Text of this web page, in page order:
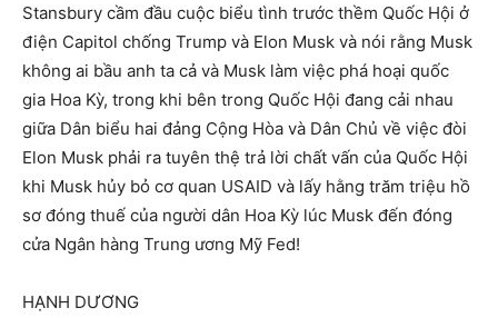
Stansbury cầm đầu cuộc biểu tình trước thềm Quốc Hội ở
điện Capitol chống Trump và Elon Musk và nói rằng Musk
không ai bầu anh ta cả và Musk làm việc phá hoại quốc
gia Hoa Kỳ, trong khi bên trong Quốc Hội đang cải nhau
giữa Dân biểu hai đảng Cộng Hòa và Dân Chủ về việc đòi
Elon Musk phải ra tuyên thệ trả lời chất vấn của Quốc Hội
khi Musk hủy bỏ cơ quan USAID và lấy hằng trăm triệu hồ
sơ đóng thuế của người dân Hoa Kỳ lúc Musk đến đóng
cửa Ngân hàng Trung ương Mỹ Fed!
HẠNH DƯƠNG